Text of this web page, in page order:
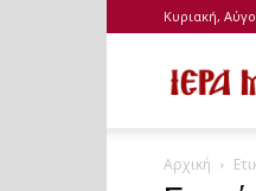
Κυριακή,
Αρχική